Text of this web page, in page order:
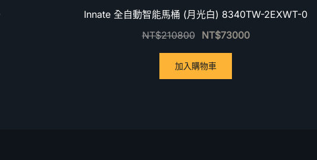
優惠中！
Innate 全自動智能馬桶 (月光白) 8340TW-2EXWT-0
NT$210800 NT$73000
加入購物車